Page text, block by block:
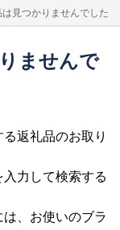
見つかりませんでした
ませんで
返礼品のお取り
力して検索する
、お使いのブラ